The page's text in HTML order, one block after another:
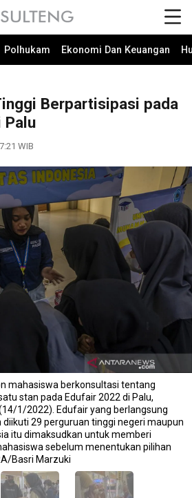
Polhukam Ekonomi Dan Keuangan
Berpartisipasi pada
Palu
WIB
mahasiswa berkonsultasi tentang
stan pada Edufair 2022 di Palu,
1/2022). Edufair yang berlangsung
29 perguruan tinggi negeri maupun
itu dimaksudkan untuk memberi
sebelum menentukan pilihan
Basri Marzuki